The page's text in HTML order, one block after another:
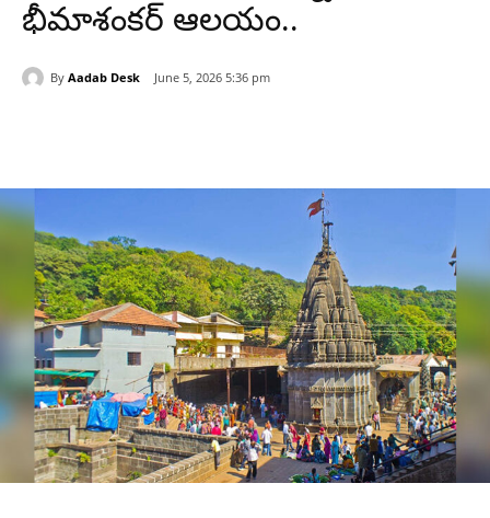
భీమాశంకర్ ఆలయం..
By Aadab Desk June 5, 2026 5:36 pm